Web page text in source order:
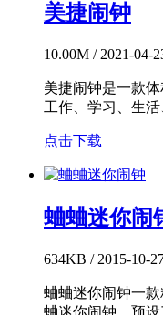
美捷闹钟
10.00M / 2021-04-
美捷闹钟是一款
工作、学习、生活
点击下载
蛐蛐迷你闹
634KB / 2015-10-
蛐蛐迷你闹钟一
蛐迷你闹钟，预